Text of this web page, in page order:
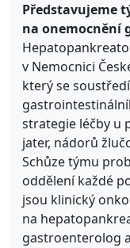
Představujeme
na
v Nemocnici
který se
strategie léčby u
jater, nádorů
Schůze týmu
oddělení každé
jsou klinický
na
gastroenterolog